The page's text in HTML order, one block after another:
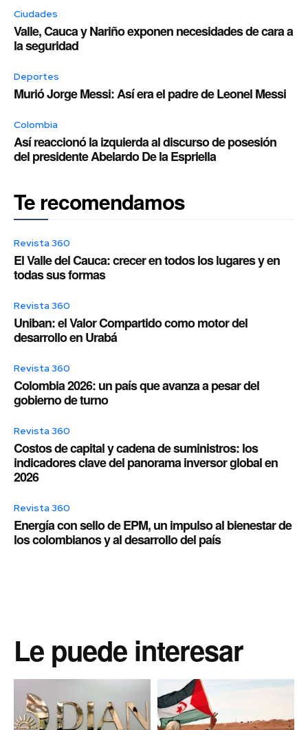
Ciudades
Valle, Cauca y Nariño exponen necesidades de cara a
la seguridad
Deportes
Murió Jorge Messi: Así era el padre de Leonel Messi
Colombia
Así reaccionó la izquierda al discurso de posesión
del presidente Abelardo De la Espriella
Te recomendamos
Revista 360
El Valle del Cauca: crecer en todos los lugares y en
todas sus formas
Revista 360
Uniban: el Valor Compartido como motor del
desarrollo en Urabá
Revista 360
Colombia 2026: un país que avanza a pesar del
gobierno de turno
Revista 360
Costos de capital y cadena de suministros: los
indicadores clave del panorama inversor global en
2026
Revista 360
Energía con sello de EPM, un impulso al bienestar de
los colombianos y al desarrollo del país
Le puede interesar